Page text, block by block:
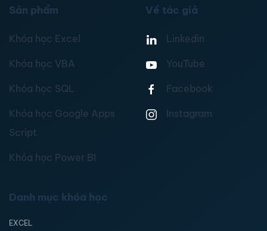
Sản phẩm
Khóa học Excel
Khóa học VBA
Khóa học SQL
Khóa học Google Apps
Script
Khóa học Power BI
Về tác giả
Linkedin
YouTube
Facebook
Instagram
Danh mục khóa học
EXCEL